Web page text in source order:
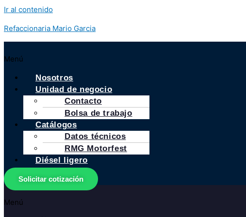
Ir al contenido
Refaccionaria Mario Garcia
Menú
Nosotros
Unidad de negocio
Contacto
Bolsa de trabajo
Catálogos
Datos técnicos
RMG Motorfest
Diésel ligero
Solicitar cotización
Menú